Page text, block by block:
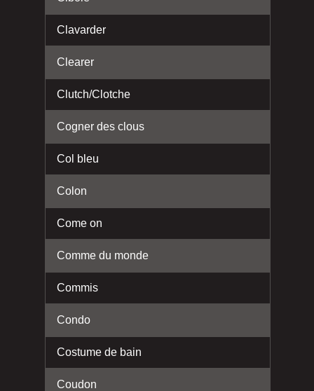
Clavarder
Clearer
Clutch/Clotche
Cogner des clous
Col bleu
Colon
Come on
Comme du monde
Commis
Condo
Costume de bain
Coudon